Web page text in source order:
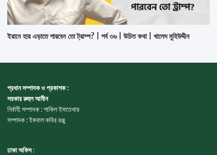
ইরানে হার এড়াতে পারবেন তো ট্রাম্প? | পর্ব ৩৬ | উচিত কথা | খালেদ মুহিউদ্দীন
প্রধান সম্পাদক ও প্রকাশক :
সরকার রুহুল আমীন
নির্বাহী সম্পাদক : শাকিল ইফতেখার
সম্পাদক : ইকবাল কবির রঞ্জু
ঢাকা অফিস: